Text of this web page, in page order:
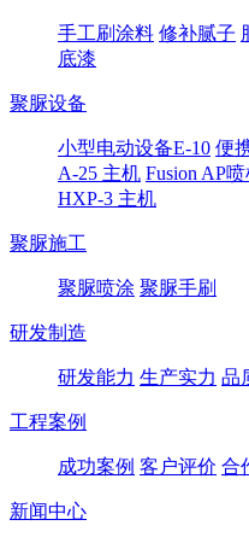
手工刷涂料 修补腻子
底漆
聚脲设备
小型电动设备E-10 便
A-25 主机 Fusion AP
HXP-3 主机
聚脲施工
聚脲喷涂 聚脲手刷
研发制造
研发能力 生产实力 品
工程案例
成功案例 客户评价 合
新闻中心